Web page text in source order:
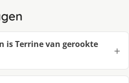
is Terrine van gerookte